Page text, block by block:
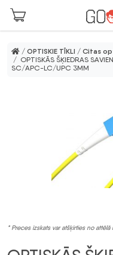
Skip to main content
/ OPTISKIE TĪKLI / Citas
/ OPTISKĀS ŠĶIEDRAS
SC/APC-LC/UPC 3MM
* Preces izskats var atšķirties no attēlā